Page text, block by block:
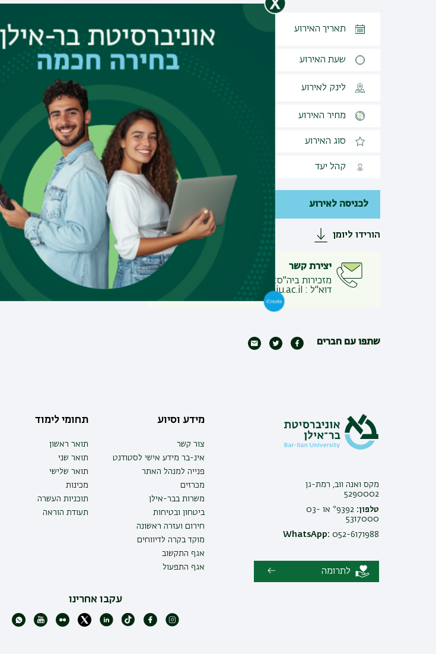
תאריך האירוע
שעת האירוע
לינק לאירוע
מחיר האירוע
סוג האירוע
קהל יעד
לכניסה לאירוע
הורידו ליומן
יצירת קשר
מזכירות ביה"ס:
דוא"ל :
optometry.dept@biu.ac.il
בתחום האופטומטריה.
בסמינר ישתתפו אופטומטריסטים/
שימו לב, חלק מההרצאות יועברו
אל תחמיצו את ההזדמנות להרחיב
שתפו עם חברים
מקס ואנה ווב, רמת-גן
5290002
טלפון:
9392* או 03-
5317000
WhatsApp: 052-6171988
לתרומה
מידע וסיוע
צור קשר
אינ-בר מידע אישי לסטודנט
פנייה למנהל האתר
מכרזים
משרות בבר-אילן
ביטחון ובטיחות
חירום ועזרה ראשונה
מוקד בקרה לדיווחים
אגף התקשוב
אגף התפעול
תחומי לימוד
תואר ראשון
תואר שני
תואר שלישי
מכינות
תוכניות העשרה
תעודת הוראה
עקבו אחרינו